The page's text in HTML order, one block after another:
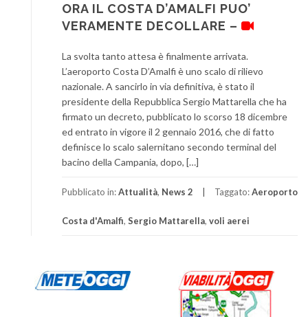
ORA IL COSTA D’AMALFI PUO’
VERAMENTE DECOLLARE –
La svolta tanto attesa è finalmente arrivata.
L’aeroporto Costa D’Amalfi è uno scalo di rilievo
nazionale. A sancirlo in via definitiva, è stato il
presidente della Repubblica Sergio Mattarella che ha
firmato un decreto, pubblicato lo scorso 18 dicembre
ed entrato in vigore il 2 gennaio 2016, che di fatto
definisce lo scalo salernitano secondo terminal del
bacino della Campania, dopo, […]
Pubblicato in:Attualità, News 2 Taggato:Aeroporto
Costa d'Amalfi, Sergio Mattarella, voli aerei